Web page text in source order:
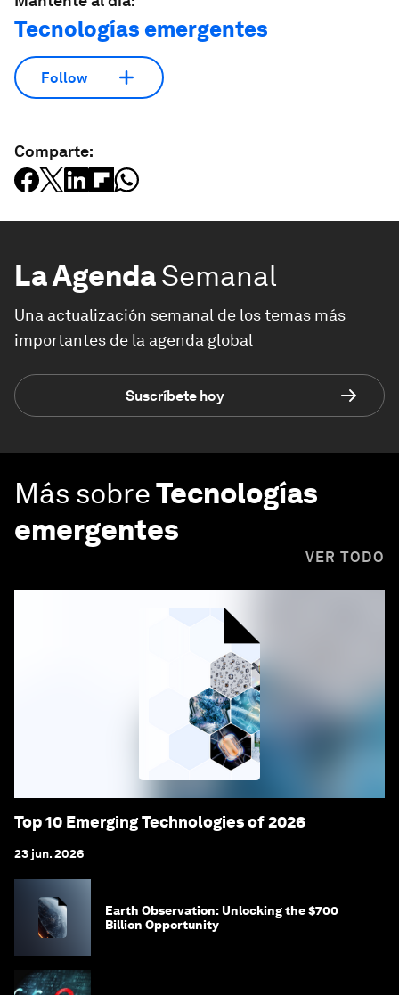
Tecnologías emergentes
Follow
Comparte:
La AgendaSemanal
Una actualización semanal de los temas más
importantes de la agenda global
Suscríbete hoy
Más sobreTecnologías
emergentes
VER TODO
Top 10 Emerging Technologies of 2026
23 jun. 2026
Earth Observation: Unlocking the $700
Billion Opportunity